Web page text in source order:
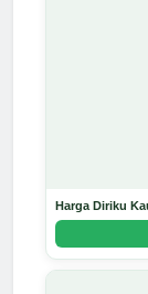
Harga Diriku